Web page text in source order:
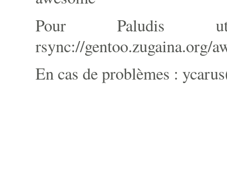
Pour Paludis
rsync://gentoo.zugaina.org/
En cas de problèmes :